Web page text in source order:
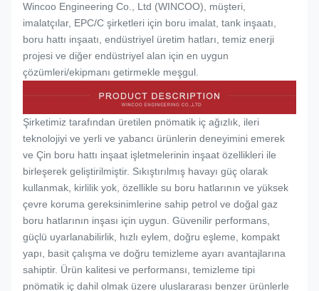
Wincoo Engineering Co., Ltd (WINCOO), müşteri,
imalatçılar, EPC/C şirketleri için boru imalat, tank inşaatı,
boru hattı inşaatı, endüstriyel üretim hatları, temiz enerji
projesi ve diğer endüstriyel alan için en uygun
çözümleri/ekipmanı getirmekle meşgul.
Şirketimiz tarafından üretilen pnömatik iç ağızlık, ileri
teknolojiyi ve yerli ve yabancı ürünlerin deneyimini emerek
ve Çin boru hattı inşaat işletmelerinin inşaat özellikleri ile
birleşerek geliştirilmiştir. Sıkıştırılmış havayı güç olarak
kullanmak, kirlilik yok, özellikle su boru hatlarının ve yüksek
çevre koruma gereksinimlerine sahip petrol ve doğal gaz
boru hatlarının inşası için uygun. Güvenilir performans,
güçlü uyarlanabilirlik, hızlı eylem, doğru eşleme, kompakt
yapı, basit çalışma ve doğru temizleme ayarı avantajlarına
sahiptir. Ürün kalitesi ve performansı, temizleme tipi
pnömatik iç dahil olmak üzere uluslararası benzer ürünlerle